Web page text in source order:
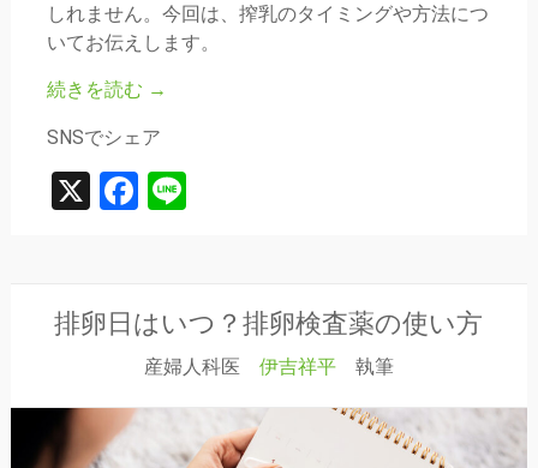
しれません。今回は、搾乳のタイミングや方法につ
いてお伝えします。
続きを読む →
SNSでシェア
X Facebook
Line
排卵日はいつ？排卵検査薬の使い方
産婦人科医 伊吉祥平執筆